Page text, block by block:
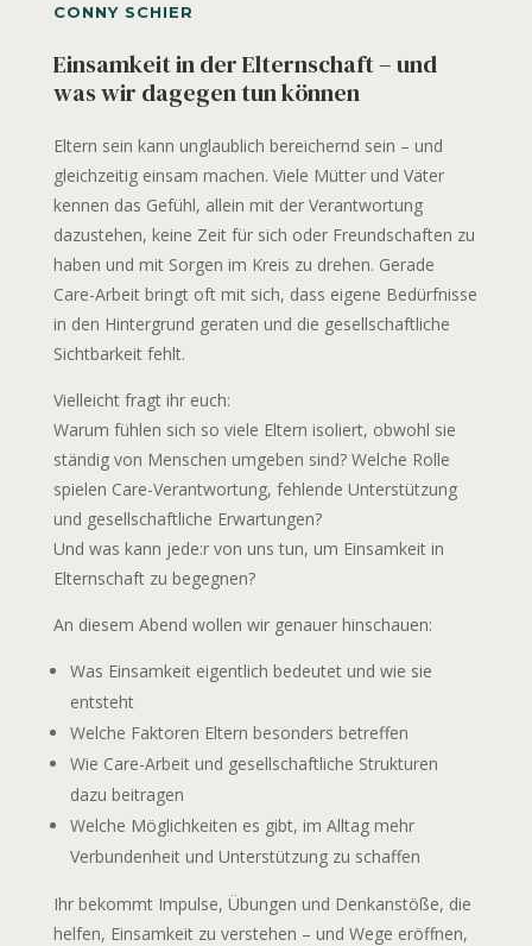
CONNY SCHIER
Einsamkeit in der Elternschaft – und
was wir dagegen tun können
Eltern sein kann unglaublich bereichernd sein – und
gleichzeitig einsam machen. Viele Mütter und Väter
kennen das Gefühl, allein mit der Verantwortung
dazustehen, keine Zeit für sich oder Freundschaften zu
haben und mit Sorgen im Kreis zu drehen. Gerade
Care-Arbeit bringt oft mit sich, dass eigene Bedürfnisse
in den Hintergrund geraten und die gesellschaftliche
Sichtbarkeit fehlt.
Vielleicht fragt ihr euch:
Warum fühlen sich so viele Eltern isoliert, obwohl sie
ständig von Menschen umgeben sind? Welche Rolle
spielen Care-Verantwortung, fehlende Unterstützung
und gesellschaftliche Erwartungen?
Und was kann jede:r von uns tun, um Einsamkeit in
Elternschaft zu begegnen?
An diesem Abend wollen wir genauer hinschauen:
Was Einsamkeit eigentlich bedeutet und wie sie
entsteht
Welche Faktoren Eltern besonders betreffen
Wie Care-Arbeit und gesellschaftliche Strukturen
dazu beitragen
Welche Möglichkeiten es gibt, im Alltag mehr
Verbundenheit und Unterstützung zu schaffen
Ihr bekommt Impulse, Übungen und Denkanstöße, die
helfen, Einsamkeit zu verstehen – und Wege eröffnen,